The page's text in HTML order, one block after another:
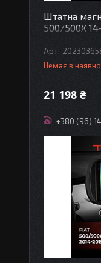
Штатна
500/500X
Немає в
21 198 ₴
+380 (96)